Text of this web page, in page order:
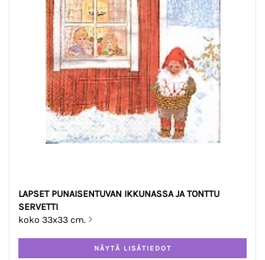
LAPSET PUNAISENTUVAN IKKUNASSA JA TONTTU
SERVETTI
koko 33x33 cm.